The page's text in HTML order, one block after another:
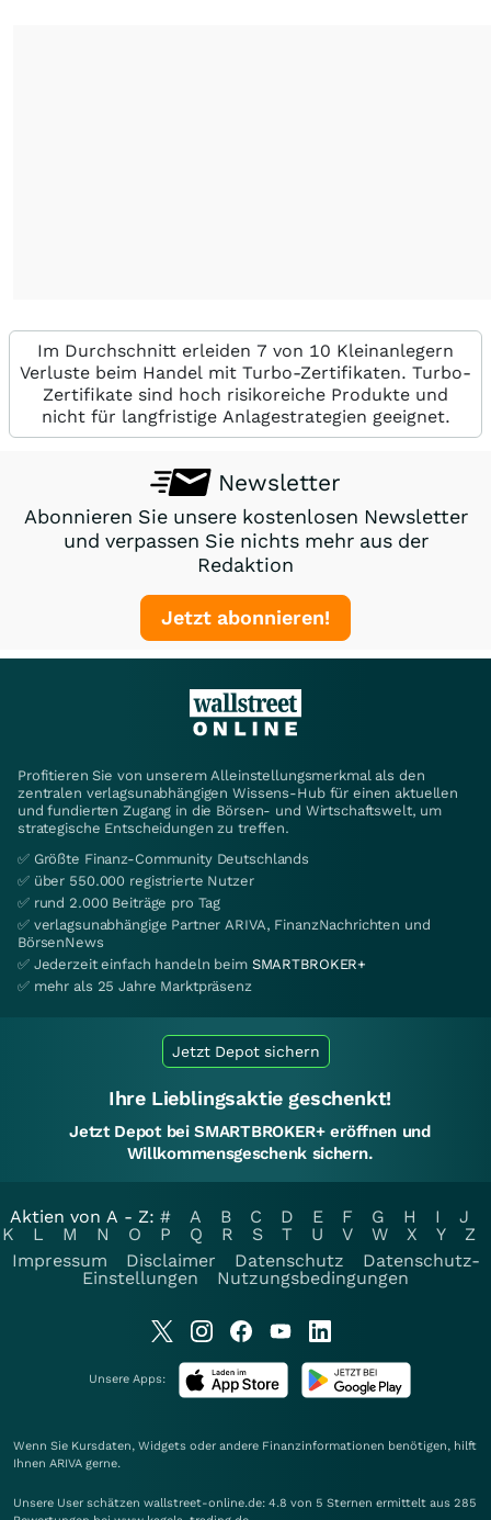
Im Durchschnitt erleiden 7 von 10 Kleinanlegern
Verluste beim Handel mit Turbo-Zertifikaten. Turbo-
Zertifikate sind hoch risikoreiche Produkte und
nicht für langfristige Anlagestrategien geeignet.
Newsletter
Abonnieren Sie unsere kostenlosen Newsletter
und verpassen Sie nichts mehr aus der
Redaktion
Jetzt abonnieren!
Profitieren Sie von unserem Alleinstellungsmerkmal als den
zentralen verlagsunabhängigen Wissens-Hub für einen aktuellen
und fundierten Zugang in die Börsen- und Wirtschaftswelt, um
strategische Entscheidungen zu treffen.
✅ Größte Finanz-Community Deutschlands
✅ über 550.000 registrierte Nutzer
✅ rund 2.000 Beiträge pro Tag
✅ verlagsunabhängige Partner ARIVA, FinanzNachrichten und
BörsenNews
✅ Jederzeit einfach handeln beim SMARTBROKER+
✅ mehr als 25 Jahre Marktpräsenz
Jetzt Depot sichern
Ihre Lieblingsaktie geschenkt!
Jetzt Depot bei SMARTBROKER+ eröffnen und
Willkommensgeschenk sichern.
Aktien von A - Z: # A B C D E F G H I
J
K
L M N O P Q R S T U V W X Y
Z
Impressum
Disclaimer Datenschutz
Datenschutz-
Einstellungen
Nutzungsbedingungen
Unsere Apps:
Wenn Sie Kursdaten, Widgets oder andere Finanzinformationen benötigen, hilft
Ihnen ARIVA gerne.
Unsere User schätzen wallstreet-online.de: 4.8 von 5 Sternen ermittelt aus 285